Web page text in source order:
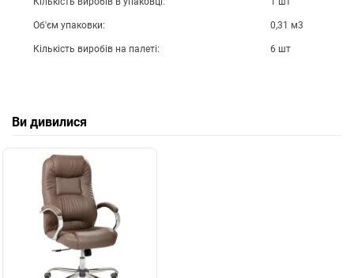
Об'єм упаковки: 0,31 м3
Кількість виробів на палеті: 6 шт
Ви дивилися